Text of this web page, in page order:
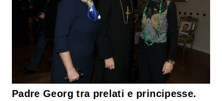
Padre Georg tra prelati e principesse.